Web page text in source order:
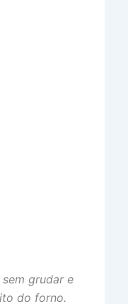
grudar e
do forno.